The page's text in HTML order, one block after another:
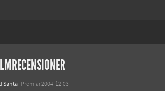
Santa Premiär 2004-12-03